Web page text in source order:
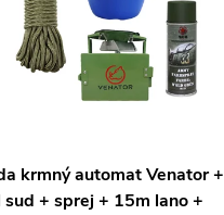
krmný automat Venator +
sud + sprej + 15m lano +